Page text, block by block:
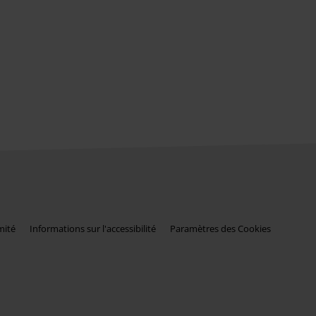
Informations sur l'accessibilité Paramètres des Cookies